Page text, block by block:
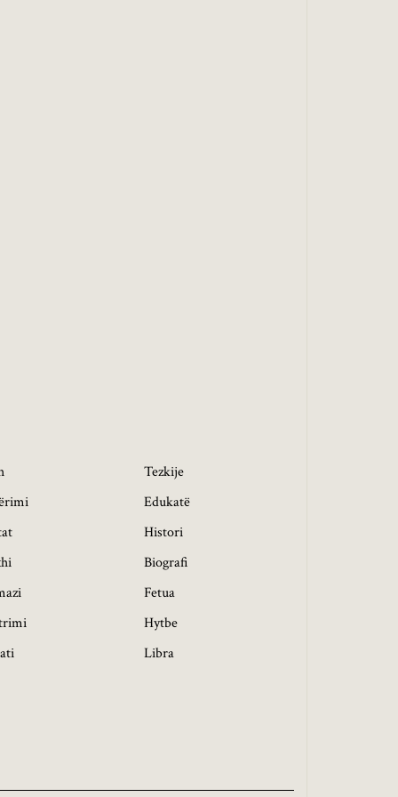
Tezkije
Edukatë
Histori
Biografi
Fetua
Hytbe
Libra